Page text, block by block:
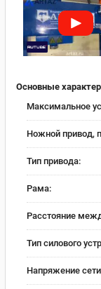
Основные
Максимальное
Ножной привод,
Тип привода:
Рама:
Расстояние
Тип силового
Напряжение